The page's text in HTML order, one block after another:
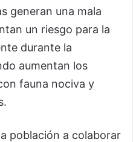
generan una mala
un riesgo para la
durante la
aumentan los
fauna nociva y
población a colaborar